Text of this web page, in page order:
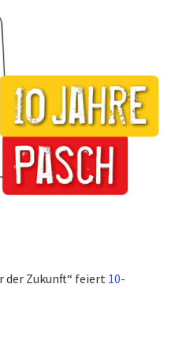
der Zukunft“ feiert 10-